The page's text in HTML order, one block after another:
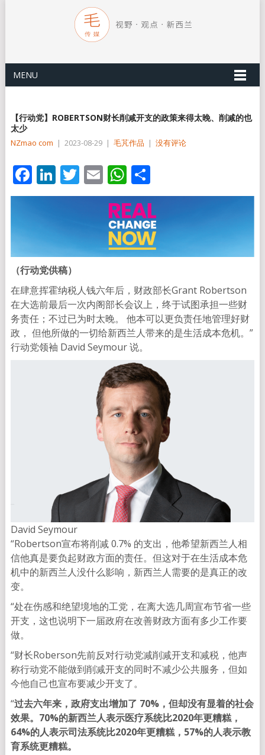
MENU
【行动党】ROBERTSON财长削减开支的政策来得太晚、削减的也
太少
NZmao com | 2023-08-29 | 毛芃作品 | 没有评论
Facebook
LinkedIn
Twitter
EmailWhatsApp
分
享
（行动党供稿）
在肆意挥霍纳税人钱六年后，财政部长Grant Robertson
在大选前最后一次内阁部长会议上，终于试图承担一些财
务责任；不过已为时太晚。 他本可以更负责任地管理好财
政， 但他所做的一切给新西兰人带来的是生活成本危机。”
行动党领袖 David Seymour 说。
David Seymour
“Robertson宣布将削减 0.7% 的支出，他希望新西兰人相
信他真是要负起财政方面的责任。但这对于在生活成本危
机中的新西兰人没什么影响，新西兰人需要的是真正的改
变。
“处在伤感和绝望境地的工党，在离大选几周宣布节省一些
开支，这也说明下一届政府在改善财政方面有多少工作要
做。
“财长Roberson先前反对行动党减削减开支和减税，他声
称行动党不能做到削减开支的同时不减少公共服务，但如
今他自己也宣布要减少开支了。
“过去六年来，政府支出增加了 70%，但却没有显着的社会
效果。70%的新西兰人表示医疗系统比2020年更糟糕，
64%的人表示司法系统比2020年更糟糕，57%的人表示教
育系统更糟糕。